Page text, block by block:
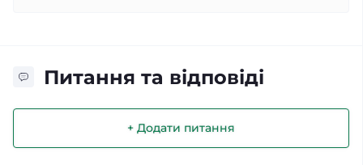
Питання та відповіді
+ Додати питання